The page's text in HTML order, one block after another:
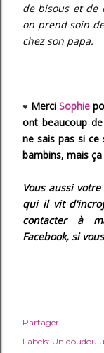
de bisous et de
on prend soin
chez son papa.
♥ Merci Sophie
ont beaucoup
ne sais pas si
bambins, mais
Vous aussi
qui il vit
contacter à
Facebook, si
Partager
Labels: Un doudou